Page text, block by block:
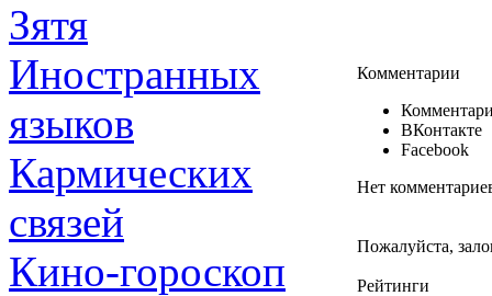
Зятя
Иностранных
языков
Кармических
связей
Кино-гороскоп
Комментарии
ВКонтакте
Facebook
Нет
Пожалуйста,
Рейтинги